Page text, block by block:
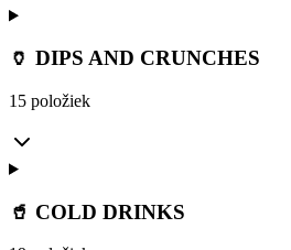
🏺 DIPS AND CRUNCHES
15 položiek
🥤 COLD DRINKS